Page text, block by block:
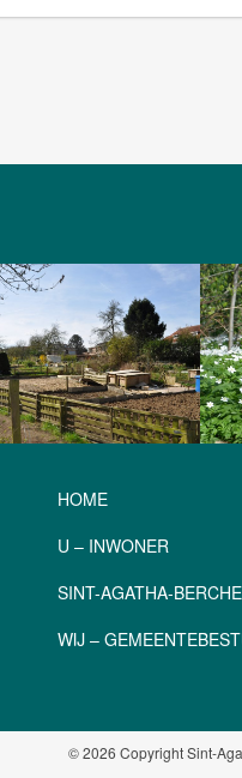
HOME
U – INWONER
SINT-AGATHA-
WIJ –
© 2026 Copyright Sint-